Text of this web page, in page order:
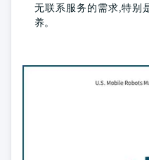
无联系服务的需求,特别
养。